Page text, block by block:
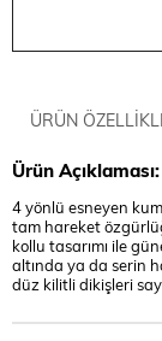
ÜRÜN
Ürün Açıklaması:
4 yönlü esneyen
tam hareket
kollu tasarımı ile
altında ya da serin
düz kilitli dikişleri